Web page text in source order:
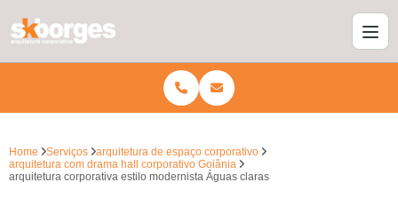
Home Serviços
arquitetura de espaço corporativo
arquitetura com drama hall corporativo Goiânia
arquitetura corporativa estilo modernista Águas claras